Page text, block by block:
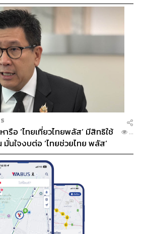
ารือ ‘ไทยเที่ยวไทยพลัส’ มีสิทธิใช้
นใจงบต่อ ‘ไทยช่วยไทย พลัส’
...